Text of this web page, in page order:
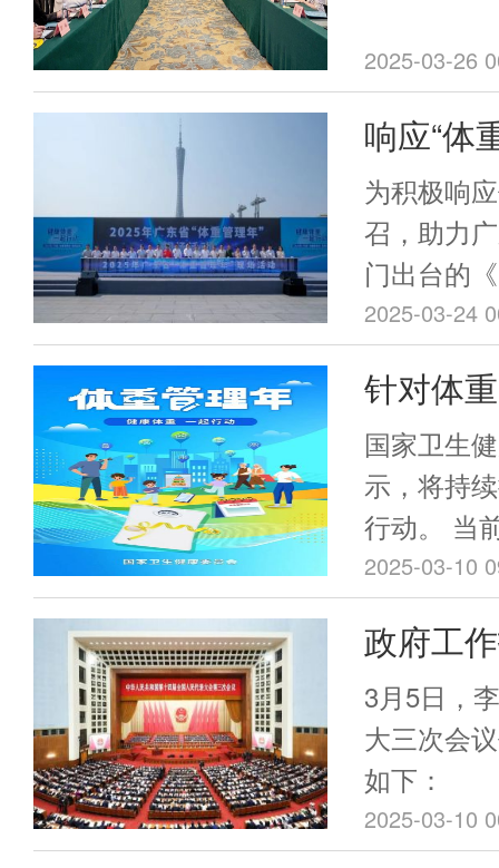
2025-03-26
响应“体
会在行动
为积极响
召，助力
门出台的
方案》落
与举办了“
2025-03-24
针对体
国家卫生
示，将持
行动。 当
的主要危
性疾病，
的很多致
活方式、
关，比如
2025-03-10
政府工
只有800
3月5日，
大三次会
如下：
2025-03-10